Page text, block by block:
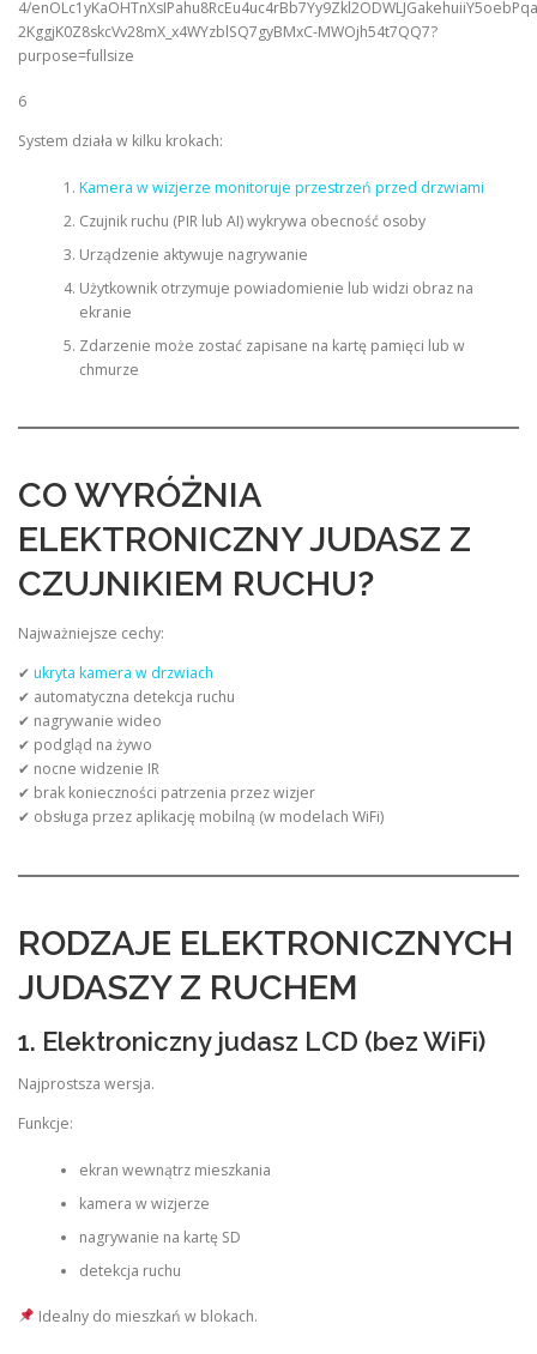
6
System działa w kilku krokach:
Kamera w wizjerze monitoruje przestrzeń przed drzwiami
Czujnik ruchu (PIR lub AI) wykrywa obecność osoby
Urządzenie aktywuje nagrywanie
Użytkownik otrzymuje powiadomienie lub widzi obraz na
ekranie
Zdarzenie może zostać zapisane na kartę pamięci lub w
chmurze
CO WYRÓŻNIA
ELEKTRONICZNY JUDASZ Z
CZUJNIKIEM RUCHU?
Najważniejsze cechy:
✔ ukryta kamera w drzwiach
✔ automatyczna detekcja ruchu
✔ nagrywanie wideo
✔ podgląd na żywo
✔ nocne widzenie IR
✔ brak konieczności patrzenia przez wizjer
✔ obsługa przez aplikację mobilną (w modelach WiFi)
RODZAJE ELEKTRONICZNYCH
JUDASZY Z RUCHEM
1. Elektroniczny judasz LCD (bez WiFi)
Najprostsza wersja.
Funkcje:
ekran wewnątrz mieszkania
kamera w wizjerze
nagrywanie na kartę SD
detekcja ruchu
Idealny do mieszkań w blokach.